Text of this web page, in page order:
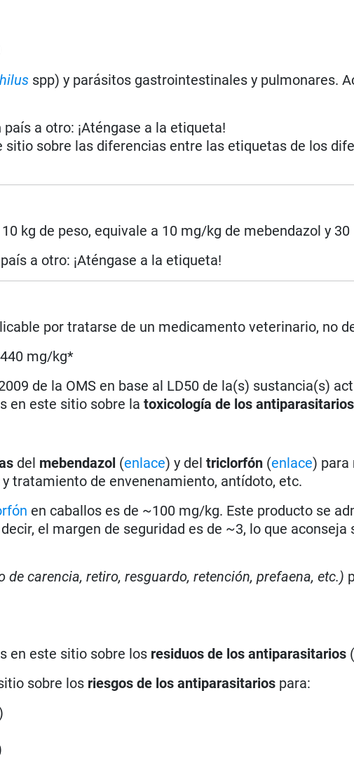
spp) y parásitos gastrointestinales y pulmonares.
a otro: ¡Aténgase a la etiqueta!
sobre las diferencias entre las etiquetas de los
kg de peso, equivale a 10 mg/kg de mebendazol y
a otro: ¡Aténgase a la etiqueta!
por tratarse de un medicamento veterinario, no
mg/kg*
de la OMS en base al LD50 de la(s) sustancia(s)
en este sitio sobre la toxicología de los antiparasitarios
del mebendazol (enlace) y deltriclorfón (enlace) para
tratamiento de envenenamiento, antídoto, etc.
en caballos es de ~100 mg/kg. Este producto se
el margen de seguridad es de ~3, lo que aconseja
de carencia, retiro, resguardo, retención, prefaena, etc.)
en este sitio sobre los residuos de los antiparasitarios
sobre los riesgos de los antiparasitarios para: